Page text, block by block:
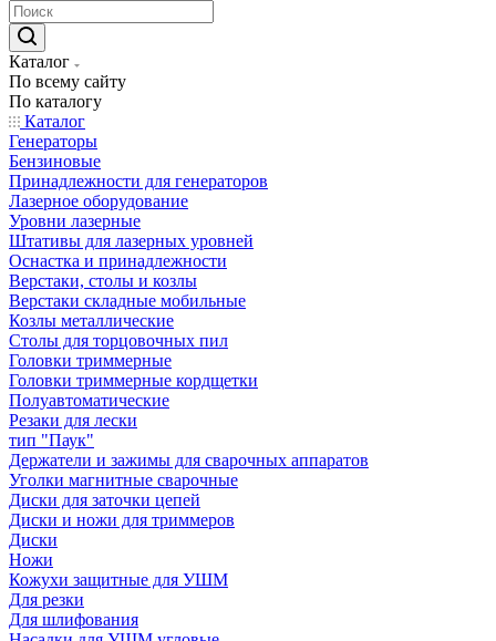
Каталог
По всему сайту
По каталогу
Каталог
Генераторы
Бензиновые
Принадлежности для генераторов
Лазерное оборудование
Уровни лазерные
Штативы для лазерных уровней
Оснастка и принадлежности
Верстаки, столы и козлы
Верстаки складные мобильные
Козлы металлические
Столы для торцовочных пил
Головки триммерные
Головки триммерные кордщетки
Полуавтоматические
Резаки для лески
тип "Паук"
Держатели и зажимы для сварочных аппаратов
Уголки магнитные сварочные
Диски для заточки цепей
Диски и ножи для триммеров
Диски
Ножи
Кожухи защитные для УШМ
Для резки
Для шлифования